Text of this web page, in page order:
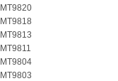
MT9820
MT9818
MT9813
MT9811
MT9804
MT9803